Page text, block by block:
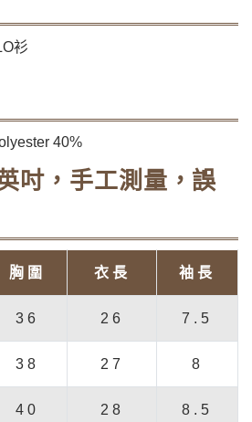
40%
吋，手工測量，誤
胸圍 衣長 袖長
36 26 7.5
38 27 8
40 28 8.5